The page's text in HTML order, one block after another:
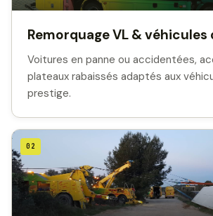
Remorquage VL & véhicules
Voitures en panne ou accidentées,
plateaux rabaissés adaptés aux
prestige.
02